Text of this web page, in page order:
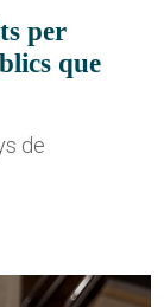
per
que
de